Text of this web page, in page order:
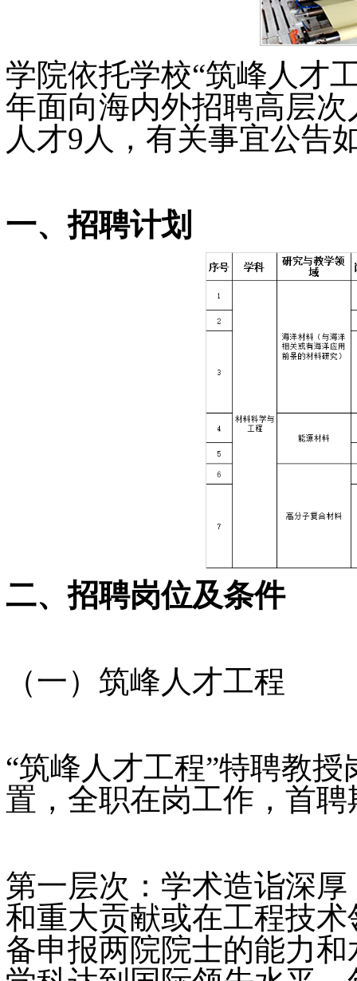
学院依托学校“筑峰人才
年面向海内外招聘高层
人才9人，有关事宜公告
一、招聘计划
二、招聘岗位及条件
（一）筑峰人才工程
“筑峰人才工程”特聘教
置，全职在岗工作，首
第一层次：学术造诣深
和重大贡献或在工程技
备申报两院院士的能力